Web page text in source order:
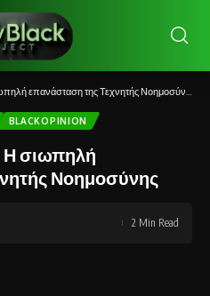
επανάσταση της Τεχνητής Νοημοσύνης
BLACKOPINION
Η σιωπηλή
Νοημοσύνης
2 Min Read